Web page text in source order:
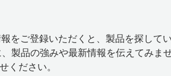
ご登録いただくと、製品を探して
製品の強みや最新情報を伝えてみま
ください。